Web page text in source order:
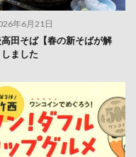
年6月21日
田そば【春の新そばが解
ました